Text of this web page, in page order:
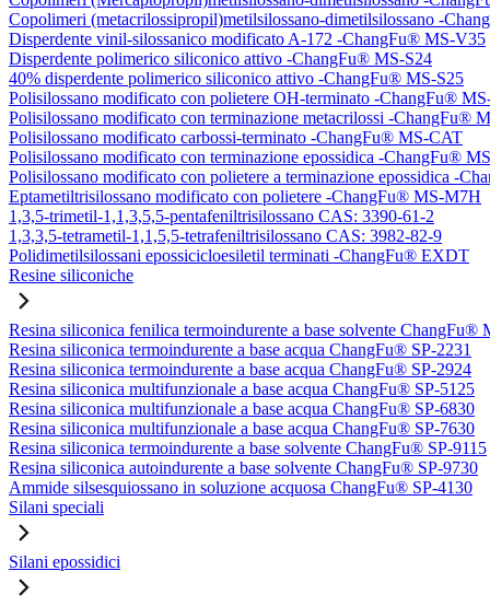
Copolimeri (metacrilossipropil)metilsilossano-dimetilsilossano -
Disperdente vinil-silossanico modificato A-172 -ChangFu® MS-V35
Disperdente polimerico siliconico attivo -ChangFu® MS-S24
40% disperdente polimerico siliconico attivo -ChangFu® MS-S25
Polisilossano modificato con polietere OH-terminato -ChangFu®
Polisilossano modificato con terminazione metacrilossi -ChangFu®
Polisilossano modificato carbossi-terminato -ChangFu® MS-CAT
Polisilossano modificato con terminazione epossidica -ChangFu®
Polisilossano modificato con polietere a terminazione epossidica -
Eptametiltrisilossano modificato con polietere -ChangFu® MS-M7H
1,3,5-trimetil-1,1,3,5,5-pentafeniltrisilossano CAS: 3390-61-2
1,3,3,5-tetrametil-1,1,5,5-tetrafeniltrisilossano CAS: 3982-82-9
Polidimetilsilossani epossicicloesiletil terminati -ChangFu® EXDT
Resine siliconiche
Resina siliconica fenilica termoindurente a base solvente ChangFu®
Resina siliconica termoindurente a base acqua ChangFu® SP-2231
Resina siliconica termoindurente a base acqua ChangFu® SP-2924
Resina siliconica multifunzionale a base acqua ChangFu® SP-5125
Resina siliconica multifunzionale a base acqua ChangFu® SP-6830
Resina siliconica multifunzionale a base acqua ChangFu® SP-7630
Resina siliconica termoindurente a base solvente ChangFu® SP-9115
Resina siliconica autoindurente a base solvente ChangFu® SP-9730
Ammide silsesquiossano in soluzione acquosa ChangFu® SP-4130
Silani speciali
Silani epossidici